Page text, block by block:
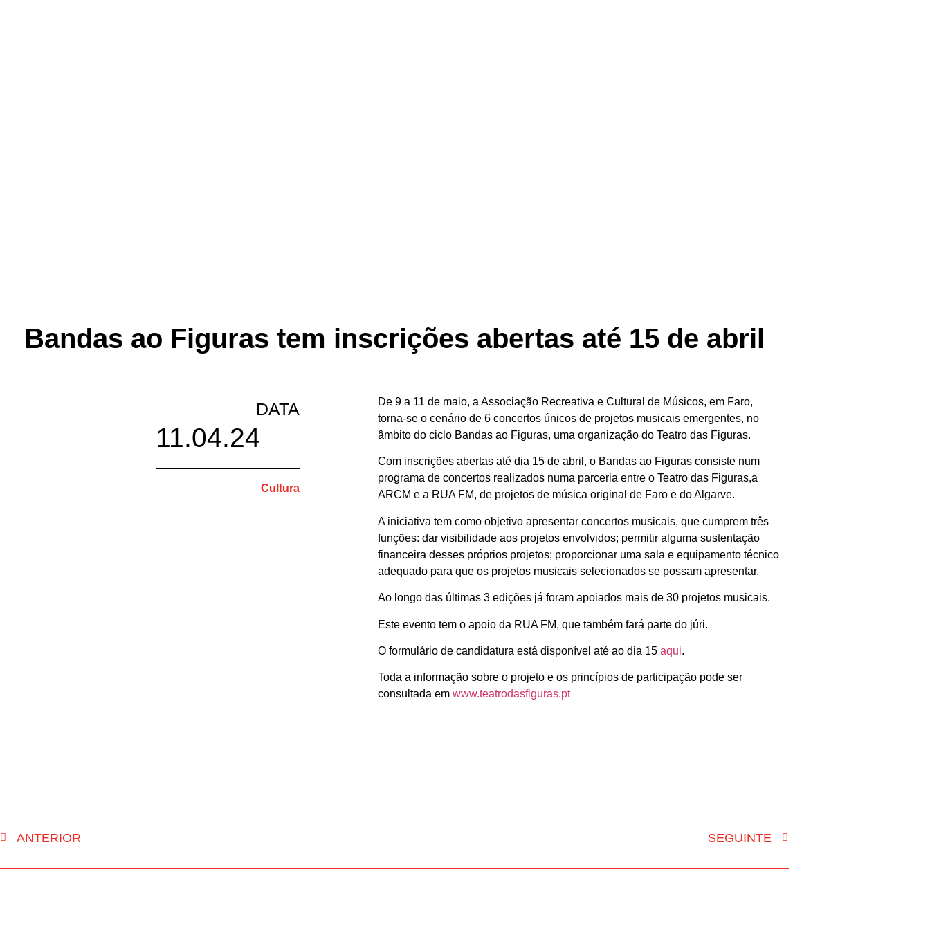
Bandas ao Figuras tem inscrições abertas até 15 de abril
DATA
11.04.24
Cultura
De 9 a 11 de maio, a Associação Recreativa e Cultural de Músicos, em Faro,
torna-se o cenário de 6 concertos únicos de projetos musicais emergentes, no
âmbito do ciclo Bandas ao Figuras, uma organização do Teatro das Figuras.
Com inscrições abertas até dia 15 de abril, o Bandas ao Figuras consiste num
programa de concertos realizados numa parceria entre o Teatro das Figuras,a
ARCM e a RUA FM, de projetos de música original de Faro e do Algarve.
A iniciativa tem como objetivo apresentar concertos musicais, que cumprem três
funções: dar visibilidade aos projetos envolvidos; permitir alguma sustentação
financeira desses próprios projetos; proporcionar uma sala e equipamento técnico
adequado para que os projetos musicais selecionados se possam apresentar.
Ao longo das últimas 3 edições já foram apoiados mais de 30 projetos musicais.
Este evento tem o apoio da RUA FM, que também fará parte do júri.
O formulário de candidatura está disponível até ao dia 15aqui.
Toda a informação sobre o projeto e os princípios de participação pode ser
consultada emwww.teatrodasfiguras.pt
ANTERIOR SEGUINTE